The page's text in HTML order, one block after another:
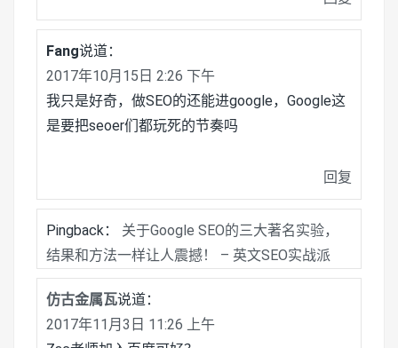
Fang说道：
2017年10月15日 2:26 下午
我只是好奇，做SEO的还能进google，Google这
是要把seoer们都玩死的节奏吗
回复
Pingback： 关于Google SEO的三大著名实验，
结果和方法一样让人震撼！ – 英文SEO实战派
仿古金属瓦说道：
2017年11月3日 11:26 上午